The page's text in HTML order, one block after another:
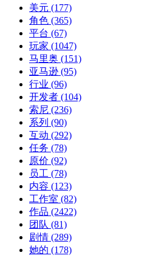
美元 (177)
角色 (365)
平台 (67)
玩家 (1047)
马里奥 (151)
亚马逊 (95)
行业 (96)
开发者 (104)
索尼 (236)
系列 (90)
互动 (292)
任务 (78)
原价 (92)
员工 (78)
内容 (123)
工作室 (82)
作品 (2422)
团队 (81)
剧情 (289)
她的 (178)